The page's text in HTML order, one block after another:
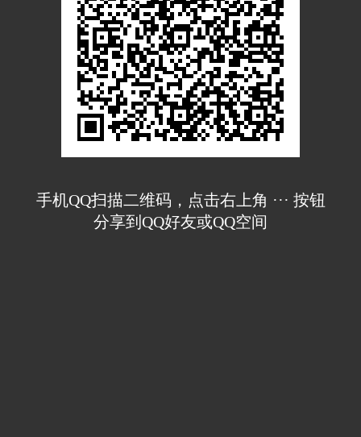
手机QQ扫描二维码，点击右上角 ··· 按钮
分享到QQ好友或QQ空间